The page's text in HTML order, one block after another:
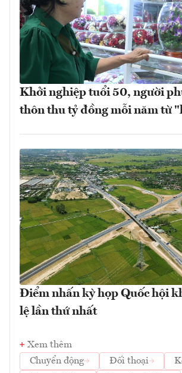
Khởi nghiệp tuổi 50, người
thôn thu tỷ đồng mỗi năm từ
Điểm nhấn kỳ họp Quốc hội
lệ lần thứ nhất
Xem thêm
Chuyển động
Đối thoại